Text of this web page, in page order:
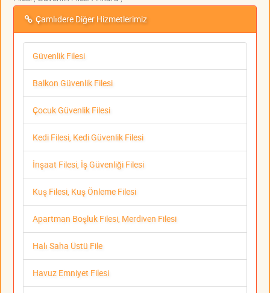
Çamlıdere Diğer Hizmetlerimiz
Güvenlik Filesi
Balkon Güvenlik Filesi
Çocuk Güvenlik Filesi
Kedi Filesi, Kedi Güvenlik Filesi
İnşaat Filesi, İş Güvenliği Filesi
Kuş Filesi, Kuş Önleme Filesi
Apartman Boşluk Filesi, Merdiven Filesi
Halı Saha Üstü File
Havuz Emniyet Filesi